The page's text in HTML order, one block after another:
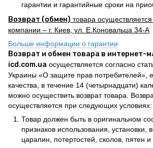
гарантии и гарантийные сроки на
Возврат (обмен) товара
компании – г. Киев, ул. Е.Коновальца 34-А
Больше информации о гарантии
Возврат и обмен товара в интернет-
icd.com.ua осуществляется согласно
Украины «О защите прав потребителей»,
качества, в течение 14 (четырнадцати)
можно осуществить возврат товара.
осуществляется при следующих условиях:
Товар должен быть в оригинальном
признаков использования, установки,
царапин, потертостей, сколов, пятен и